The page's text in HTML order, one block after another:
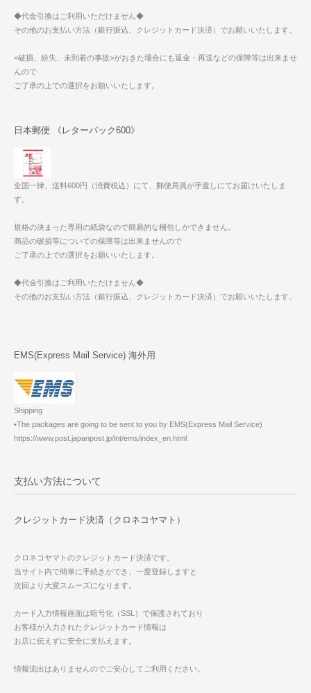
◆代金引換はご利用いただけません◆
その他のお支払い方法（銀行振込、クレジットカード決済）でお願いいたします。
<破損、紛失、未到着の事故>がおきた場合にも返金・再送などの保障等は出来ませ
んので
ご了承の上での選択をお願いいたします。
日本郵便 《レターパック600》
全国一律、送料600円（消費税込）にて、郵便局員が手渡しにてお届けいたしま
す。
規格の決まった専用の紙袋なので簡易的な梱包しかできません。
商品の破損等についての保障等は出来ませんので
ご了承の上での選択をお願いいたします。
◆代金引換はご利用いただけません◆
その他のお支払い方法（銀行振込、クレジットカード決済）でお願いいたします。
EMS(Express Mail Service) 海外用
Shipping
•The packages are going to be sent to you by EMS(Express Mail Service)
https://www.post.japanpost.jp/int/ems/index_en.html
支払い方法について
クレジットカード決済（クロネコヤマト）
クロネコヤマトのクレジットカード決済です。
当サイト内で簡単に手続きができ、一度登録しますと
次回より大変スムーズになります。
カード入力情報画面は暗号化（SSL）で保護されており
お客様が入力されたクレジットカード情報は
お店に伝えずに安全に支払えます。
情報流出はありませんのでご安心してご利用ください。